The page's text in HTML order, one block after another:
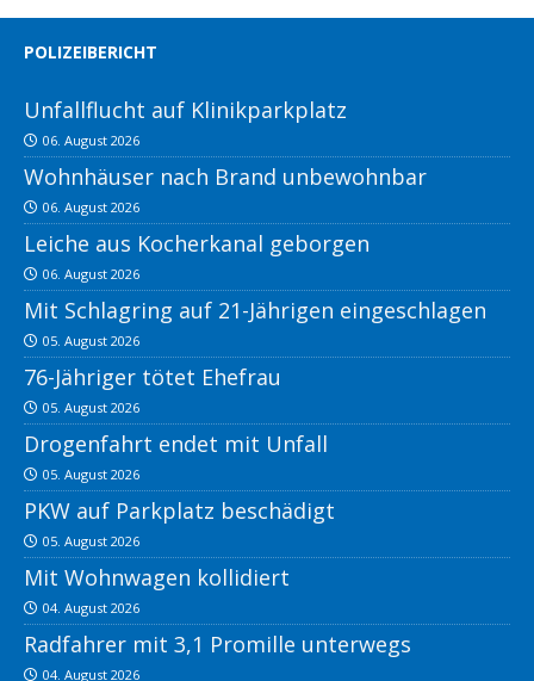
POLIZEIBERICHT
Unfallflucht auf Klinikparkplatz
06. August 2026
Wohnhäuser nach Brand unbewohnbar
06. August 2026
Leiche aus Kocherkanal geborgen
06. August 2026
Mit Schlagring auf 21-Jährigen eingeschlagen
05. August 2026
76-Jähriger tötet Ehefrau
05. August 2026
Drogenfahrt endet mit Unfall
05. August 2026
PKW auf Parkplatz beschädigt
05. August 2026
Mit Wohnwagen kollidiert
04. August 2026
Radfahrer mit 3,1 Promille unterwegs
04. August 2026